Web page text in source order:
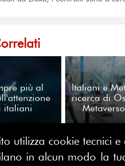
più al
italiani
Italiani e
ricerca di
SITE MAP
utilizza cookie tecnici
in alcun modo la